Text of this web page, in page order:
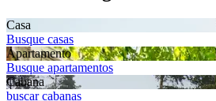
Casa
Busque casas
Apartamento
Busque apartamentos
Cabana
buscar cabanas